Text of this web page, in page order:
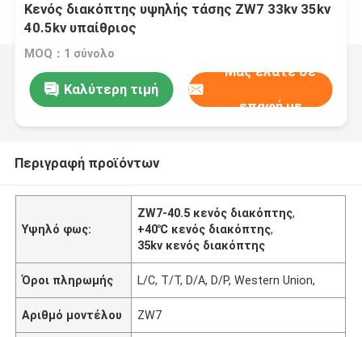
Κενός διακόπτης υψηλής τάσης ZW7 33kv 35kv
40.5kv υπαίθριος
MOQ：1 σύνολο
Καλύτερη τιμή
Μας ελάτε σε
επαφή με
Περιγραφή προϊόντων
Υψηλό φως:
ZW7-40.5 κενός διακόπτης,
+40℃ κενός διακόπτης,
35kv κενός διακόπτης
Όροι πληρωμής L/C, T/T, D/A, D/P, Western Union,
Αριθμό μοντέλου ZW7